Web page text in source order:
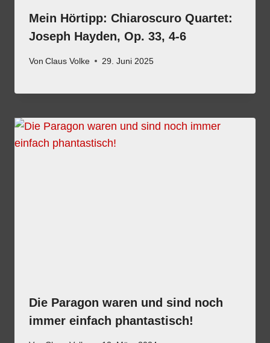
Mein Hörtipp: Chiaroscuro Quartet:
Joseph Hayden, Op. 33, 4-6
Von Claus Volke 29. Juni 2025
Die Paragon waren und sind noch
immer einfach phantastisch!